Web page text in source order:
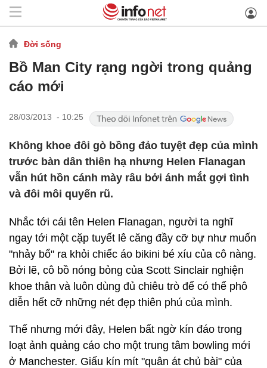
Đời sống
Bồ Man City rạng ngời trong quảng
cáo mới
28/03/2013 - 10:25
Không khoe đôi gò bồng đảo tuyệt đẹp của mình
trước bàn dân thiên hạ nhưng Helen Flanagan
vẫn hút hồn cánh mày râu bởi ánh mắt gợi tình
và đôi môi quyến rũ.
Nhắc tới cái tên Helen Flanagan, người ta nghĩ
ngay tới một cặp tuyết lê căng đầy cỡ bự như muốn
"nhảy bổ" ra khỏi chiếc áo bikini bé xíu của cô nàng.
Bởi lẽ, cô bồ nóng bỏng của Scott Sinclair nghiện
khoe thân và luôn dùng đủ chiêu trò để có thể phô
diễn hết cỡ những nét đẹp thiên phú của mình.
Thế nhưng mới đây, Helen bất ngờ kín đáo trong
loạt ảnh quảng cáo cho một trung tâm bowling mới
ở Manchester. Giấu kín mít "quân át chủ bài" của